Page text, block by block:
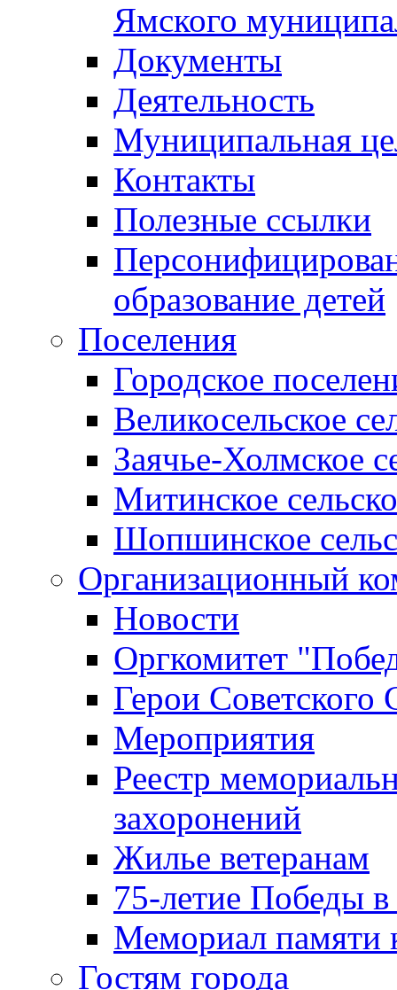
Ямского
Документы
Деятельность
Муниципальная
Контакты
Полезные ссылки
образование детей
Поселения
Городское
Великосельское
Заячье-Холмское
Митинское
Шопшинское
Организационный
Новости
Оргкомитет
Герои Советского
Мероприятия
Реестр
захоронений
Жилье ветеранам
75-летие Победы
Мемориал памяти
Гостям города